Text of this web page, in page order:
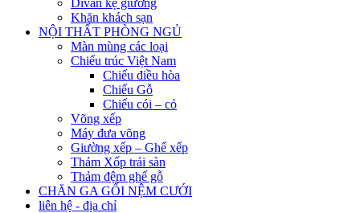
Khăn khách sạn
NỘI THẤT PHÒNG NGỦ
Màn mùng các loại
Chiếu trúc Việt Nam
Chiếu điều hòa
Chiếu Gỗ
Chiếu cói – cỏ
Võng xếp
Máy đưa võng
Giường xếp – Ghế xếp
Thảm Xốp trải sàn
Thảm đệm ghế gỗ
CHĂN GA GỐI NỆM CƯỚI
liên hệ - địa chỉ